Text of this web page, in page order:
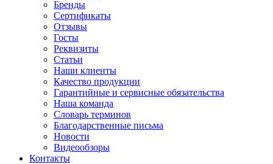
Бренды
Сертификаты
Отзывы
Госты
Реквизиты
Статьи
Наши клиенты
Качество продукции
Гарантийные и сервисные обязательства
Наша команда
Словарь терминов
Благодарственные письма
Новости
Видеообзоры
Контакты